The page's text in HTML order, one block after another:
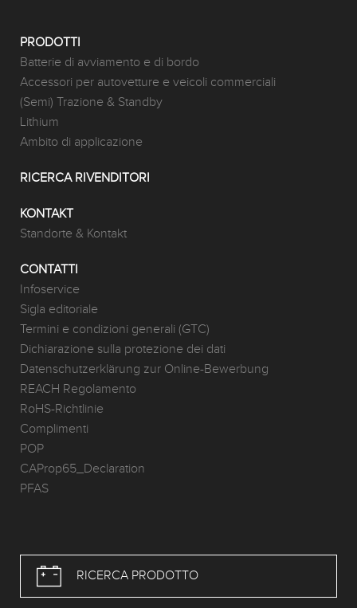
PRODOTTI
Batterie di avviamento e di bordo
Accessori per autovetture e veicoli commerciali
(Semi) Trazione & Standby
Lithium
Ambito di applicazione
RICERCA RIVENDITORI
KONTAKT
Standorte & Kontakt
CONTATTI
Infoservice
Sigla editoriale
Termini e condizioni generali (GTC)
Dichiarazione sulla protezione dei dati
Datenschutzerklärung zur Online-Bewerbung
REACH Regolamento
RoHS-Richtlinie
Complimenti
POP
CAProp65_Declaration
PFAS
RICERCA PRODOTTO